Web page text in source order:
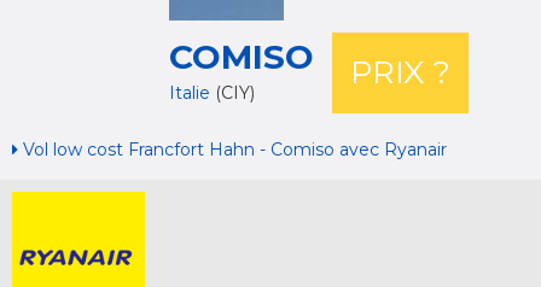
COMISO
Italie (CIY)
PRIX ?
Vol low cost Francfort Hahn - Comiso avec Ryanair